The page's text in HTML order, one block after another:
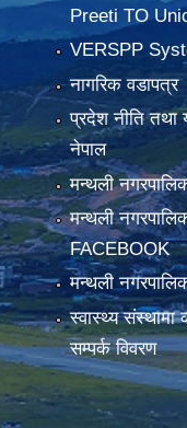
Preeti TO
VERSPP
नागरिक वडापत्र
प्रदेश नीति तथा
नेपाल
मन्थली
मन्थली
FACEBOOK
मन्थली
स्वास्थ्य संस्थामा
सम्पर्क विवरण